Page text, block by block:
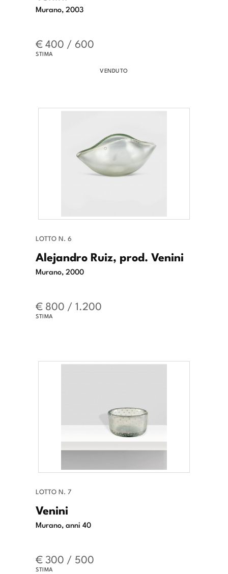
Murano, 2003
€ 400 / 600
STIMA
VENDUTO
LOTTO N. 6
Alejandro Ruiz, prod. Venini
Murano, 2000
€ 800 / 1.200
STIMA
LOTTO N. 7
Venini
Murano, anni 40
€ 300 / 500
STIMA